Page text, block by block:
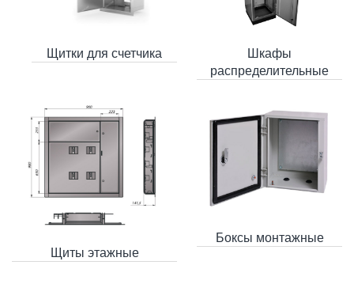
Щитки для счетчика
Шкафы
распределительные
Щиты этажные
Боксы монтажные